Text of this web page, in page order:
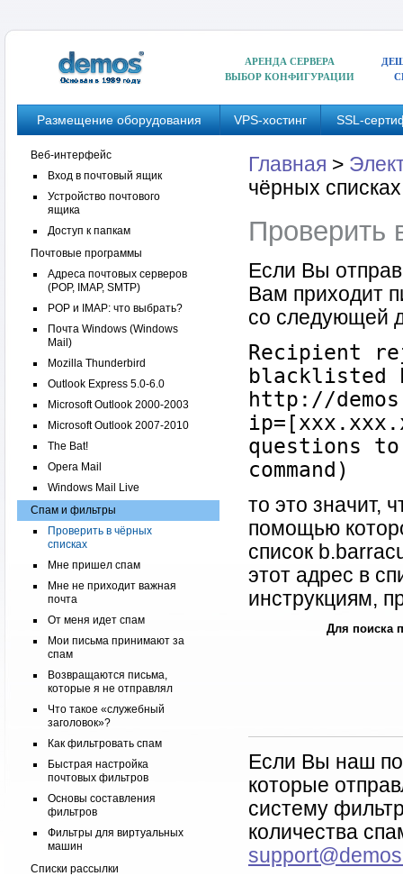
АРЕНДА СЕРВЕРА
ВЫБОР КОНФИГУРАЦИИ
Размещение оборудования VPS-хостинг SSL-
Веб-интерфейс
Вход в почтовый ящик
Устройство почтового
ящика
Доступ к папкам
Почтовые программы
Адреса почтовых серверов
(POP, IMAP, SMTP)
POP и IMAP: что выбрать?
Почта Windows (Windows
Mail)
Mozilla Thunderbird
Outlook Express 5.0-6.0
Microsoft Outlook 2000-2003
Microsoft Outlook 2007-2010
The Bat!
Opera Mail
Windows Mail Live
Спам и фильтры
Проверить в чёрных
списках
Мне пришел спам
Мне не приходит важная
почта
От меня идет спам
Мои письма принимают за
спам
Возвращаются письма,
которые я не отправлял
Что такое «служебный
заголовок»?
Как фильтровать спам
Быстрая настройка
почтовых фильтров
Основы составления
фильтров
Фильтры для виртуальных
машин
Списки рассылки
Главная >
чёрных списках
Проверить
Если Вы
Вам приходит
со следующей
Recipient
blacklisted
http://
questions to
command)
то это значит,
помощью
список
этот адрес в
инструкциям,
Для поиска
Если Вы наш
которые
систему
количества